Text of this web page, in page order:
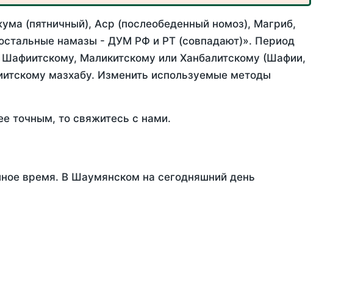
(пятничный), Аср (послеобеденный номоз), Магриб,
намазы - ДУМ РФ и РТ (совпадают)». Период
Маликитскому или Ханбалитскому (Шафии,
мазхабу. Изменить используемые методы
точным, то свяжитесь с нами.
время. В Шаумянском на сегодняшний день